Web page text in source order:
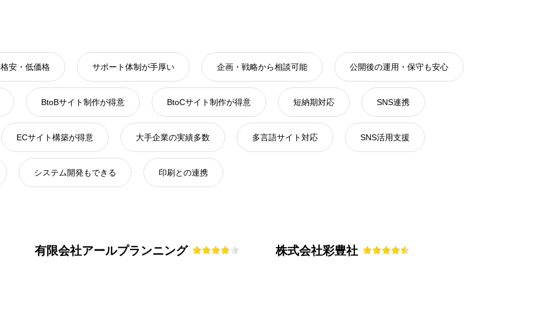
格安・低価格 サポート体制が手厚い 企画・戦略から相談可能 公開後の運用・保守も安心
BtoBサイト制作が得意 BtoCサイト制作が得意 短納期対応 SNS連携
ECサイト構築が得意 大手企業の実績多数 多言語サイト対応 SNS活用支援
システム開発もできる 印刷との連携
有限会社アールプランニング 株式会社彩豊社